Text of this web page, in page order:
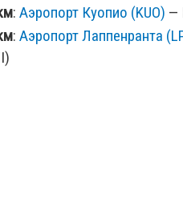
: Аэропорт Куопио (KUO) —
: Аэропорт Лаппенранта